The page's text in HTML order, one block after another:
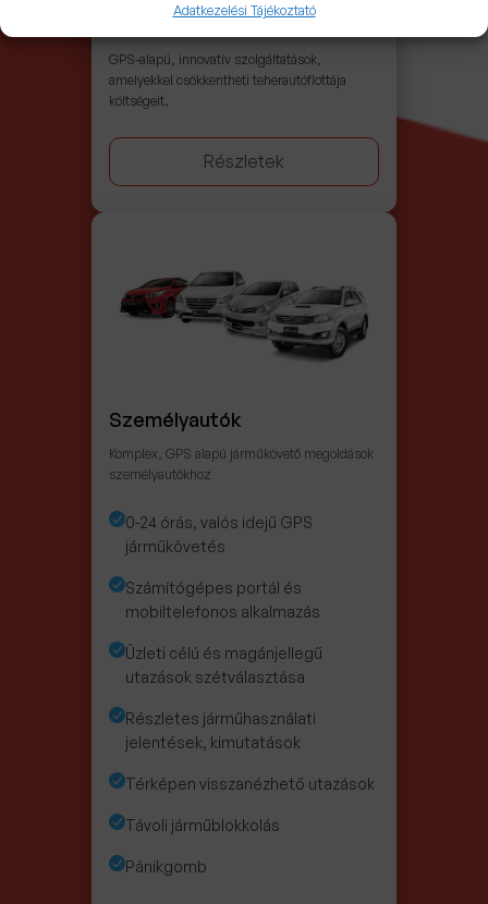
Adatkezelési Tájékoztató
GPS-alapú, innovatív szolgáltatások,
amelyekkel csökkentheti teherautóflottája
költségeit.
Részletek
Személyautók
Komplex, GPS alapú járműkövető megoldások
személyautókhoz
0-24 órás, valós idejű GPS
járműkövetés
Számítógépes portál és
mobiltelefonos alkalmazás
Üzleti célú és magánjellegű
utazások szétválasztása
Részletes járműhasználati
jelentések, kimutatások
Térképen visszanézhető utazások
Távoli járműblokkolás
Pánikgomb